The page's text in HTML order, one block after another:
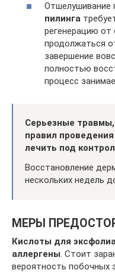
Отшелушивание
пилинга
регенерацию
продолжаться
завершение
полностью
процесс
Серьезные
правил
лечить под
Восстановление
нескольких недель
МЕРЫ
Кислоты для
аллергены. Стоит
вероятность побочных